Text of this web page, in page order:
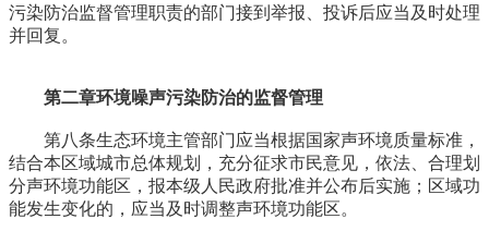
污染防治监督管理职责的部门接到举报、投诉后应当及时处理
并回复。
第二章环境噪声污染防治的监督管理
第八条生态环境主管部门应当根据国家声环境质量标准，
结合本区域城市总体规划，充分征求市民意见，依法、合理划
分声环境功能区，报本级人民政府批准并公布后实施；区域功
能发生变化的，应当及时调整声环境功能区。